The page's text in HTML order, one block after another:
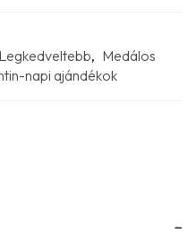
Legkedveltebb, Medálos
napi ajándékok